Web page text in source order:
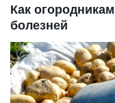
Как
болезней